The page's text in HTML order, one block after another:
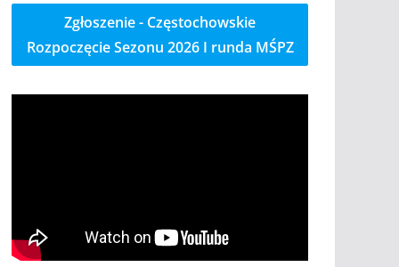
Zgłoszenie - Częstochowskie
Rozpoczęcie Sezonu 2026 I runda MŚPZ